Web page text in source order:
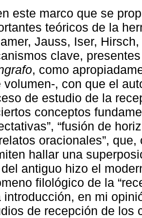
este marco que se
teóricos de la
Jauss, Iser,
clave,
, como
volumen-, con que el
de estudio de la
conceptos
“fusión de
oracionales”,
hallar una
antiguo hizo el
filológico de la
introducción, en mi
de recepción de los